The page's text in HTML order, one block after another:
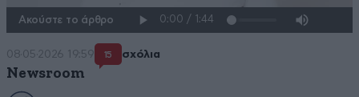
Ακούστε το άρθρο
08·05·2026 19:59 15 σχόλια
Newsroom